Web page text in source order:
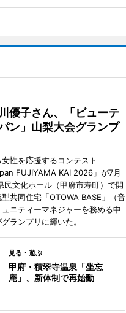
優子さん、「ビューテ
ン」山梨大会グランプ
性を応援するコンテスト
FUJIYAMA KAI 2026」が7月
民文化ホール（甲府市寿町）で開
共同住宅「OTOWA BASE」（音
ニティーマネジャーを務める中
ランプリに輝いた。
見る・遊ぶ
甲府・積翠寺温泉「坐忘
庵」、新体制で再始動